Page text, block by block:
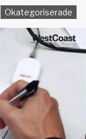
Okategoriserade